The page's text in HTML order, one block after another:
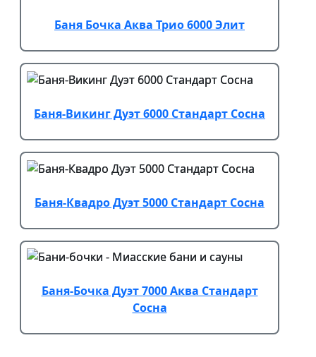
Баня Бочка Аква Трио 6000 Элит
Баня-Викинг Дуэт 6000 Стандарт Сосна
Баня-Квадро Дуэт 5000 Стандарт Сосна
Баня-Бочка Дуэт 7000 Аква Стандарт
Сосна